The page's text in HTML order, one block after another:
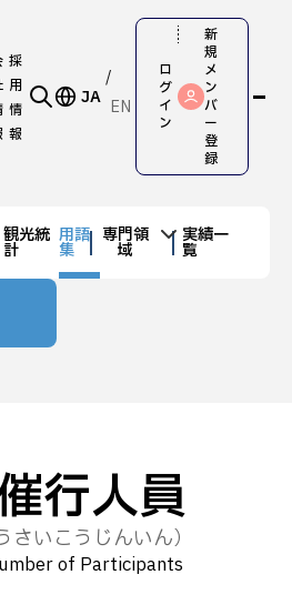
採
用
情
報
JA EN
ロ
グ
イ
ン
新
規
メ
ン
バ
ー
登
録
観光統
計
用語
集
専門領
域
実績一
覧
行人員
さいこうじんいん）
of Participants